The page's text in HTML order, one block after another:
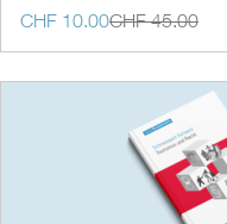
CHF45.00
Le
était :
CHF 10.00
Le
est :
page
du
produit